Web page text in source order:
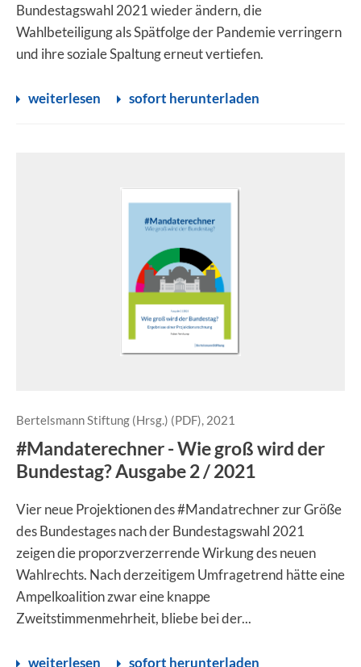
Bundestagswahl 2021 wieder ändern, die
Wahlbeteiligung als Spätfolge der Pandemie verringern
und ihre soziale Spaltung erneut vertiefen.
weiterlesen sofort herunterladen
Bertelsmann Stiftung (Hrsg.) (PDF), 2021
#Mandaterechner - Wie groß wird der
Bundestag? Ausgabe 2 / 2021
Vier neue Projektionen des #Mandatrechner zur Größe
des Bundestages nach der Bundestagswahl 2021
zeigen die proporzverzerrende Wirkung des neuen
Wahlrechts. Nach derzeitigem Umfragetrend hätte eine
Ampelkoalition zwar eine knappe
Zweitstimmenmehrheit, bliebe bei der...
weiterlesen sofort herunterladen